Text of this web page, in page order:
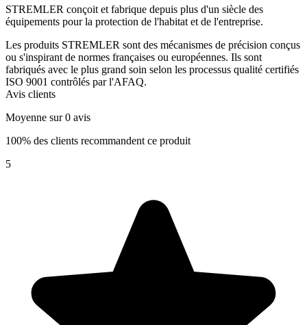
STREMLER conçoit et fabrique depuis plus d'un siècle des
équipements pour la protection de l'habitat et de l'entreprise.
Les produits STREMLER sont des mécanismes de précision conçus
ou s'inspirant de normes françaises ou européennes. Ils sont
fabriqués avec le plus grand soin selon les processus qualité certifiés
ISO 9001 contrôlés par l'AFAQ.
Avis clients
Moyenne sur 0 avis
100% des clients recommandent ce produit
5